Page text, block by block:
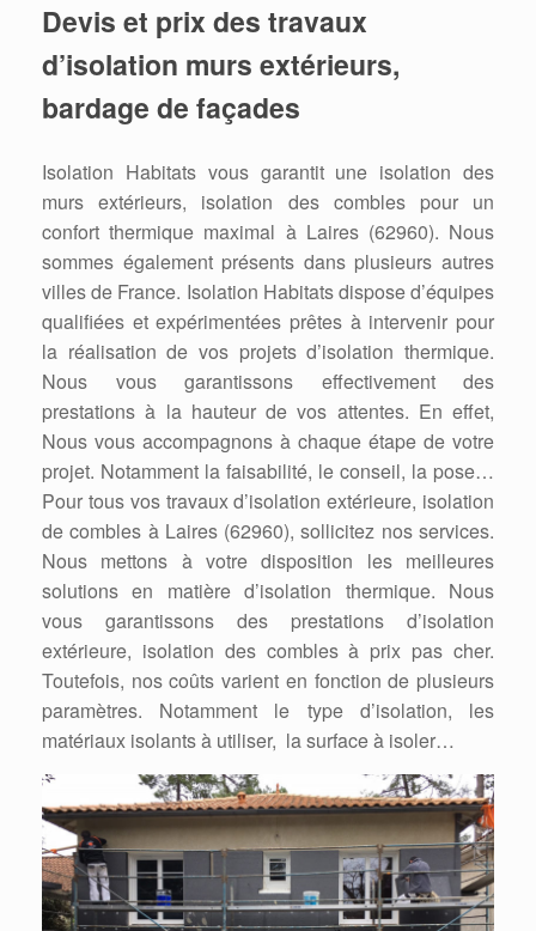
Devis et prix des travaux
d’isolation murs extérieurs,
bardage de façades
Isolation Habitats vous garantit une isolation des
murs extérieurs, isolation des combles pour un
confort thermique maximal à Laires (62960). Nous
sommes également présents dans plusieurs autres
villes de France. Isolation Habitats dispose d’équipes
qualifiées et expérimentées prêtes à intervenir pour
la réalisation de vos projets d’isolation thermique.
Nous vous garantissons effectivement des
prestations à la hauteur de vos attentes. En effet,
Nous vous accompagnons à chaque étape de votre
projet. Notamment la faisabilité, le conseil, la pose…
Pour tous vos travaux d’isolation extérieure, isolation
de combles à Laires (62960), sollicitez nos services.
Nous mettons à votre disposition les meilleures
solutions en matière d’isolation thermique. Nous
vous garantissons des prestations d’isolation
extérieure, isolation des combles à prix pas cher.
Toutefois, nos coûts varient en fonction de plusieurs
paramètres. Notamment le type d’isolation, les
matériaux isolants à utiliser, la surface à isoler…